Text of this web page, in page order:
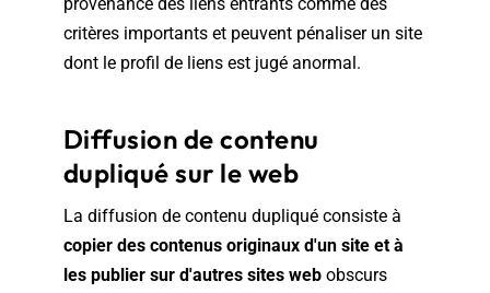
critères importants et peuvent pénaliser un site
dont le profil de liens est jugé anormal.
Diffusion de contenu
dupliqué sur le web
La diffusion de contenu dupliqué consiste à
copier des contenus originaux d'un site et à
les publier sur d'autres sites webobscurs